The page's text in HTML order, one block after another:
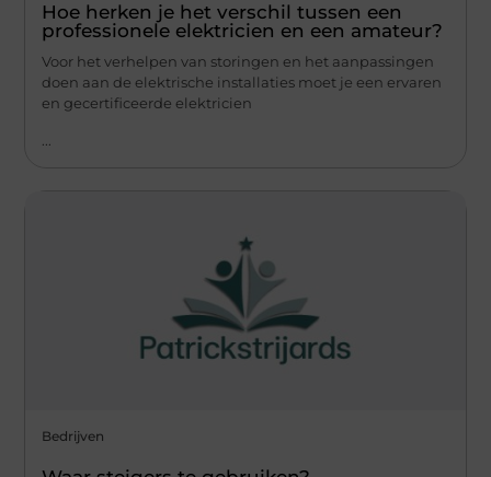
Hoe herken je het verschil tussen een
professionele elektricien en een amateur?
Voor het verhelpen van storingen en het aanpassingen
doen aan de elektrische installaties moet je een ervaren
en gecertificeerde elektricien
Bedrijven